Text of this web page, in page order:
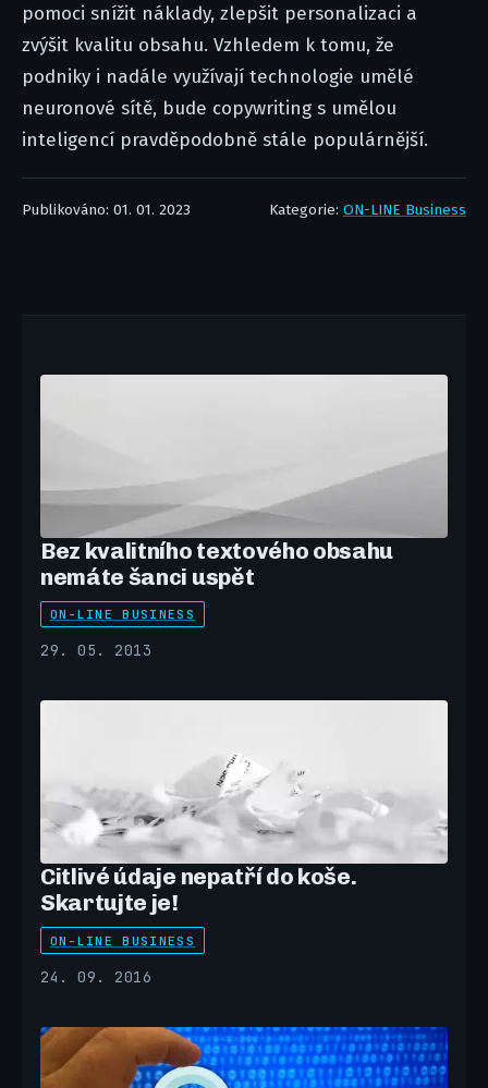
pomoci snížit náklady, zlepšit personalizaci a
zvýšit kvalitu obsahu. Vzhledem k tomu, že
podniky i nadále využívají technologie umělé
neuronové sítě, bude copywriting s umělou
inteligencí pravděpodobně stále populárnější.
Publikováno: 01. 01. 2023 Kategorie: ON-LINE Business
Bez kvalitního textového obsahu
nemáte šanci uspět
ON-LINE BUSINESS
29. 05. 2013
Citlivé údaje nepatří do koše.
Skartujte je!
ON-LINE BUSINESS
24. 09. 2016